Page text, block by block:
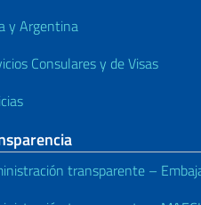
y Argentina
Consulares y de Visas
transparente –